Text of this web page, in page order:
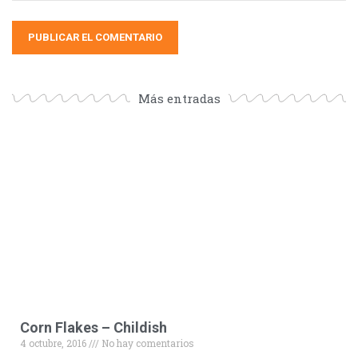
Más entradas
Corn Flakes – Childish
4 octubre, 2016 No hay comentarios